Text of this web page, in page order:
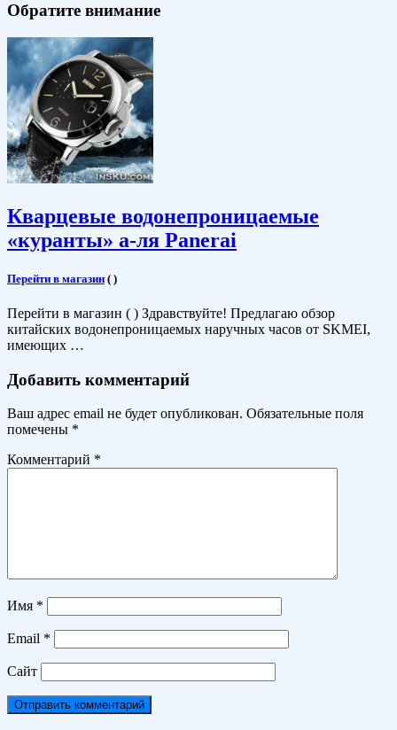
Обратите внимание
Кварцевые водонепроницаемые
«куранты» а-ля Panerai
Перейти в магазин ( )
Перейти в магазин ( ) Здравствуйте! Предлагаю обзор
китайских водонепроницаемых наручных часов от SKMEI,
имеющих …
Добавить комментарий
Ваш адрес email не будет опубликован. Обязательные поля
помечены *
Комментарий *
Имя *
Email *
Сайт